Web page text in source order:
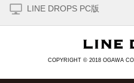
LINE DROPS PC版
COPYRIGHT © 2018 OGAWA